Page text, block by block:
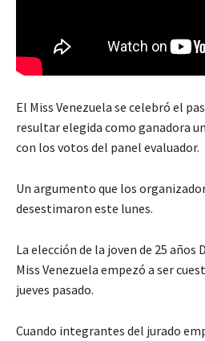
El Miss Venezuela se celebró el
resultar elegida como ganadora
con los votos del panel evaluador.
Un argumento que los
desestimaron este lunes.
La elección de la joven de 25 años
Miss Venezuela empezó a ser
jueves pasado.
Cuando integrantes del jurado